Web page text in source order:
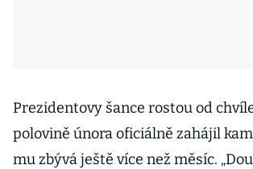
Prezidentovy šance rostou od
polovině února oficiálně zahájil
mu zbývá ještě více než měsíc.